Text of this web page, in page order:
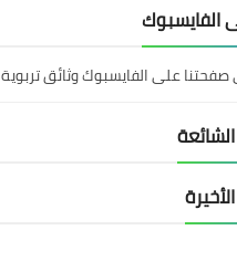
الفايسبوك
صفحتنا على الفايسبوك وثائق تربوية